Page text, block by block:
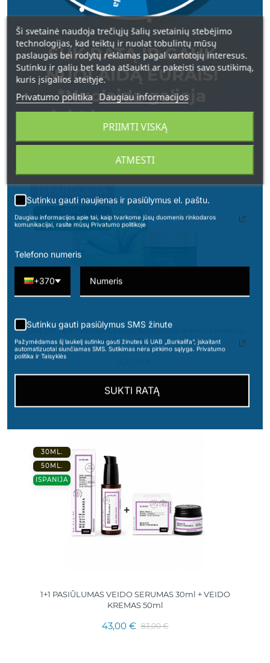
RETINOL naktinis veido kremas nuo senėjimo ,50 ml
43,00 €
IZRAELIS
GREEN TEA Intensyvus antioksidacinis dieninis kremas
veidui, 50 ml
30ML.
50ML.
ISPANIJA
1+1 PASIŪLUMAS VEIDO SERUMAS 30ml + VEIDO
KREMAS 50ml
43,00 € 83,00 €
Ši svetainė naudoja trečiųjų šalių svetainių stebėjimo
technologijas, kad teiktų ir nuolat tobulintų mūsų
paslaugas bei rodytų reklamas pagal vartotojų interesus.
Sutinku ir galiu bet kada atšaukti ar pakeisti savo sutikimą,
kuris įsigalios ateityje.
Privatumo politika Daugiau informacijos
ATMESTI
PRIIMTI VISKĄ
SUK RATĄ IR GAUK
NUOLAIDĄ EURAIS!
*Nuolaida galioja
apsipirkimams nuo 49 € !
Sutinku gauti naujienas ir pasiūlymus el. paštu.
Daugiau informacijos apie tai, kaip tvarkome jūsų duomenis rinkodaros
komunikacijai, rasite mūsų Privatumo politikoje
Telefono numeris
+370
Sutinku gauti pasiūlymus SMS žinute
Pažymėdamas šį laukelį sutinku gauti žinutes iš UAB „Burkalifa“, įskaitant
automatizuotai siunčiamas SMS. Sutikimas nėra pirkimo sąlyga. Privatumo
politika ir Taisyklės
SUKTI RATĄ